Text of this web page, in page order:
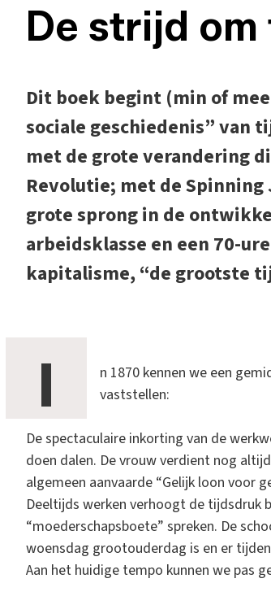
De strijd
Dit boek begint (min of
sociale geschiedenis” van
met de grote verandering
Revolutie; met de Spinning
grote sprong in de
arbeidsklasse en een 70-
kapitalisme, “de grootste
I
n 1870 kennen we een
vaststellen:
De spectaculaire inkorting van de
doen dalen. De vrouw verdient nog
algemeen aanvaarde “Gelijk loon voor
Deeltijds werken verhoogt de tijdsdruk
“moederschapsboete” spreken. De
woensdag grootouderdag is en er
Aan het huidige tempo kunnen we pas